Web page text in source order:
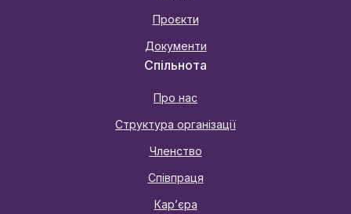
Проєкти
Документи
Спільнота
Про нас
Структура організації
Членство
Співпраця
Карʼєра